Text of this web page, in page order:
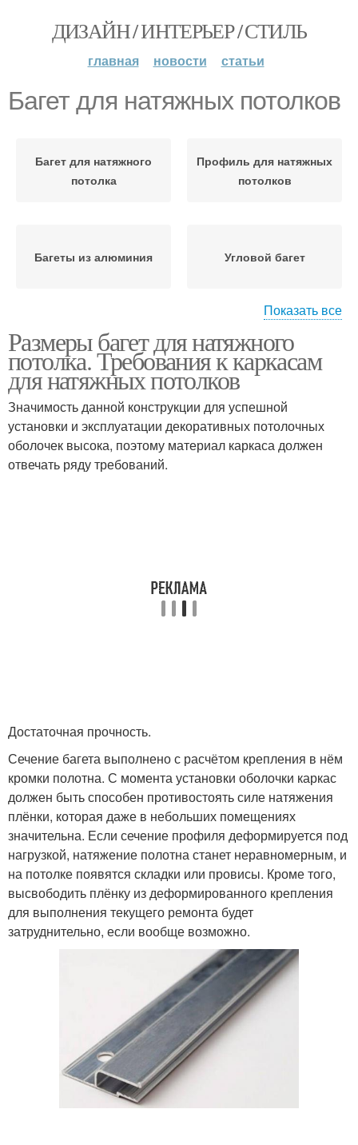
ДИЗАЙН / ИНТЕРЬЕР / СТИЛЬ
главная новости статьи
Багет для натяжных потолков
Багет для натяжного
потолка
Профиль для натяжных
потолков
Багеты из алюминия Угловой багет
Потолок под
светодиодную ленту
Разделительный багет
Багет для
многоуровневых
потолков
Показать все
Размеры багет для натяжного
потолка. Требования к каркасам
для натяжных потолков
Значимость данной конструкции для успешной
установки и эксплуатации декоративных потолочных
оболочек высока, поэтому материал каркаса должен
отвечать ряду требований.
Достаточная прочность.
Сечение багета выполнено с расчётом крепления в нём
кромки полотна. С момента установки оболочки каркас
должен быть способен противостоять силе натяжения
плёнки, которая даже в небольших помещениях
значительна. Если сечение профиля деформируется под
нагрузкой, натяжение полотна станет неравномерным, и
на потолке появятся складки или провисы. Кроме того,
высвободить плёнку из деформированного крепления
для выполнения текущего ремонта будет
затруднительно, если вообще возможно.